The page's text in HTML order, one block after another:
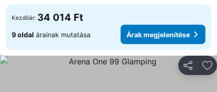
Kezdőár: 34 014 Ft
9 oldal árainak mutatása Árak megjelenítése